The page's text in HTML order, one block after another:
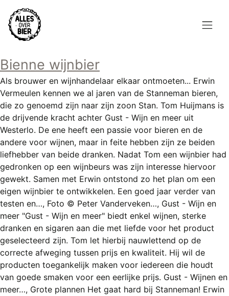
Overslaan
en
naar
gaan
Topmenu
INLOGGEN
REGISTREREN
ADVERTEREN
MELDPUNT
Hoofdnavigatie
HOME
BROUWEN
BLOG
AANBOD
AGENDA
CONTACT
Bienne wijnbier
Als brouwer en wijnhandelaar elkaar ontmoeten... Erwin
Vermeulen kennen we al jaren van de Stanneman bieren,
die zo genoemd zijn naar zijn zoon Stan. Tom Huijmans is
de drijvende kracht achter Gust - Wijn en meer uit
Westerlo. De ene heeft een passie voor bieren en de
andere voor wijnen, maar in feite hebben zijn ze beiden
liefhebber van beide dranken. Nadat Tom een wijnbier had
gedronken op een wijnbeurs was zijn interesse hiervoor
gewekt. Samen met Erwin ontstond zo het plan om een
eigen wijnbier te ontwikkelen. Een goed jaar verder van
testen en…, Foto © Peter Vanderveken…, Gust - Wijn en
meer "Gust - Wijn en meer" biedt enkel wijnen, sterke
dranken en sigaren aan die met liefde voor het product
geselecteerd zijn. Tom let hierbij nauwlettend op de
correcte afweging tussen prijs en kwaliteit. Hij wil de
producten toegankelijk maken voor iedereen die houdt
van goede smaken voor een eerlijke prijs. Gust - Wijnen en
meer…, Grote plannen Het gaat hard bij Stanneman! Erwin